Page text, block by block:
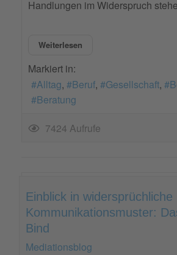
Handlungen im Widerspruch
Weiterlesen
Markiert in:
Alltag
Beruf Gesellschaft
Beratung
7424 Aufrufe
Einblick in widersprüchliche
Kommunikationsmuster:
Bind
Mediationsblog